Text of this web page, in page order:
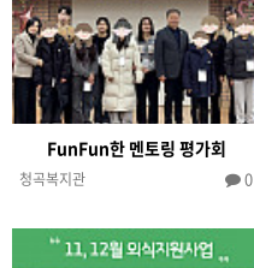
FunFun한 멘토링 평가회
청곡복지관 0